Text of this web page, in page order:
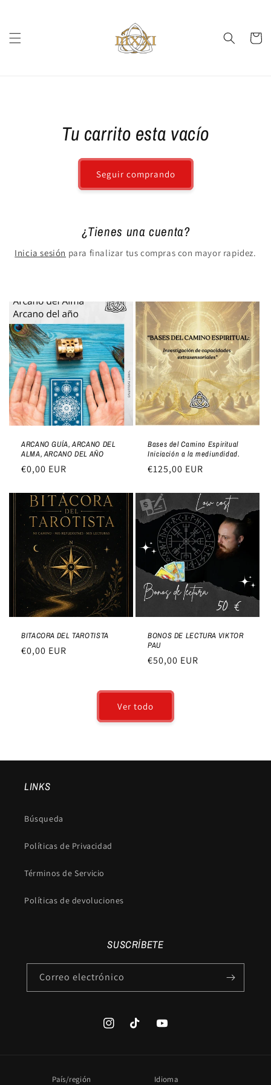
Carrito
Tu carrito esta vacío
Seguir comprando
¿Tienes una cuenta?
Inicia sesión para finalizar tus compras con mayor rapidez.
ARCANO GUÍA, ARCANO DEL
ALMA, ARCANO DEL AÑO
Precio
€0,00 EUR
Bases del Camino Espiritual
Iniciación a la mediundidad.
Precio
€125,00 EUR
BITACORA DEL TAROTISTA
Precio
€0,00 EUR
BONOS DE LECTURA VIKTOR
PAU
Precio
€50,00 EUR
Ver todo
LINKS
Búsqueda
Políticas de Privacidad
Términos de Servicio
Políticas de devoluciones
SUSCRÍBETE
Correo electrónico
InstagramTikTok YouTube
País/región Idioma